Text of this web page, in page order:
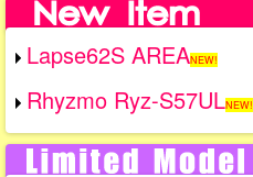
Lapse62S AREANEW!
Rhyzmo Ryz-S57ULNEW!